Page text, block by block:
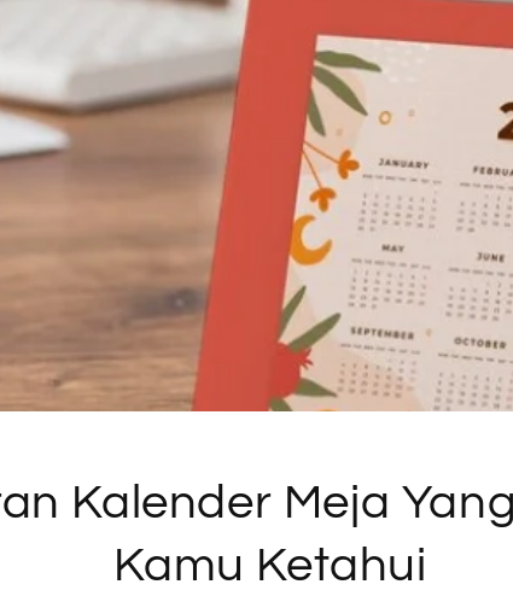
Kalender Meja
Kamu Ketahui